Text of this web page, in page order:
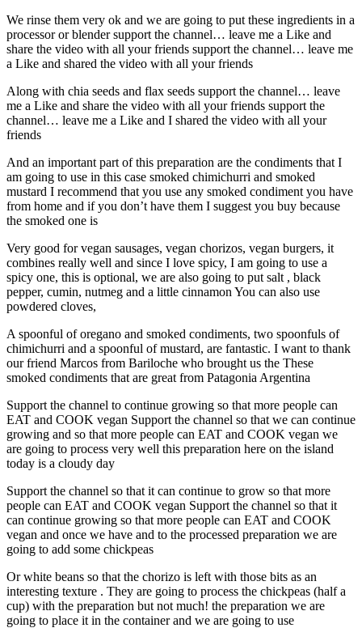
We rinse them very ok and we are going to put these ingredients in a
processor or blender support the channel… leave me a Like and
share the video with all your friends support the channel… leave me
a Like and shared the video with all your friends
Along with chia seeds and flax seeds support the channel… leave
me a Like and share the video with all your friends support the
channel… leave me a Like and I shared the video with all your
friends
And an important part of this preparation are the condiments that I
am going to use in this case smoked chimichurri and smoked
mustard I recommend that you use any smoked condiment you have
from home and if you don’t have them I suggest you buy because
the smoked one is
Very good for vegan sausages, vegan chorizos, vegan burgers, it
combines really well and since I love spicy, I am going to use a
spicy one, this is optional, we are also going to put salt , black
pepper, cumin, nutmeg and a little cinnamon You can also use
powdered cloves,
A spoonful of oregano and smoked condiments, two spoonfuls of
chimichurri and a spoonful of mustard, are fantastic. I want to thank
our friend Marcos from Bariloche who brought us the These
smoked condiments that are great from Patagonia Argentina
Support the channel to continue growing so that more people can
EAT and COOK vegan Support the channel so that we can continue
growing and so that more people can EAT and COOK vegan we
are going to process very well this preparation here on the island
today is a cloudy day
Support the channel so that it can continue to grow so that more
people can EAT and COOK vegan Support the channel so that it
can continue growing so that more people can EAT and COOK
vegan and once we have and to the processed preparation we are
going to add some chickpeas
Or white beans so that the chorizo ​​is left with those bits as an
interesting texture . They are going to process the chickpeas (half a
cup) with the preparation but not much! the preparation we are
going to place it in the container and we are going to use